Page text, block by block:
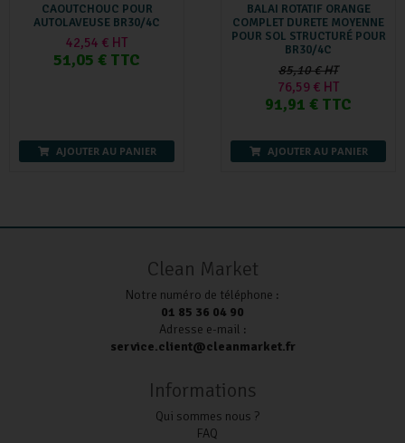
CAOUTCHOUC POUR
AUTOLAVEUSE BR30/4C
42,54 € HT
51,05 € TTC
AJOUTER AU PANIER
BALAI ROTATIF ORANGE
COMPLET DURETE MOYENNE
POUR SOL STRUCTURÉ POUR
BR30/4C
85,10 € HT
76,59 € HT
91,91 € TTC
AJOUTER AU PANIER
Clean Market
Notre numéro de téléphone :
01 85 36 04 90
Adresse e-mail :
service.client@cleanmarket.fr
Informations
Qui sommes nous ?
FAQ